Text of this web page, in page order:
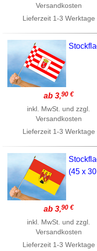
Versandkosten
Lieferzeit 1-3 Werktage
ab 3,90 €
inkl. MwSt. und zzgl.
Versandkosten
Lieferzeit 1-3 Werktage
(45 x
ab 3,90 €
inkl. MwSt. und zzgl.
Versandkosten
Lieferzeit 1-3 Werktage